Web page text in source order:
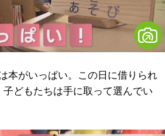
本がいっぱい。この日に借りられ
子どもたちは手に取って選んでい